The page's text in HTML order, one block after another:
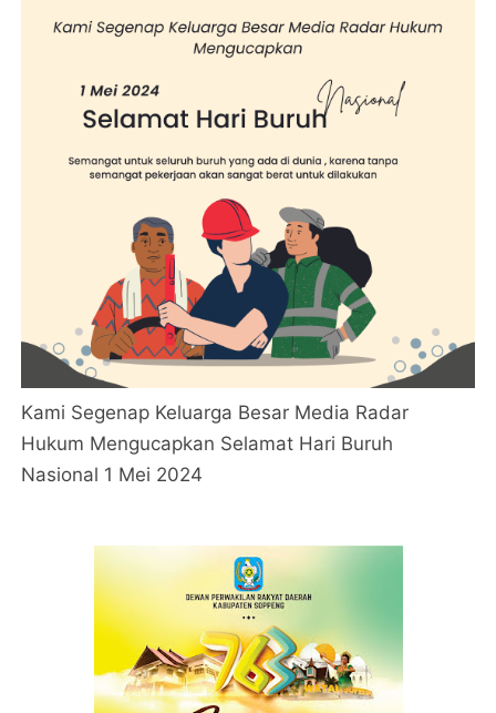
Kami Segenap Keluarga Besar Media Radar
Hukum Mengucapkan Selamat Hari Buruh
Nasional 1 Mei 2024